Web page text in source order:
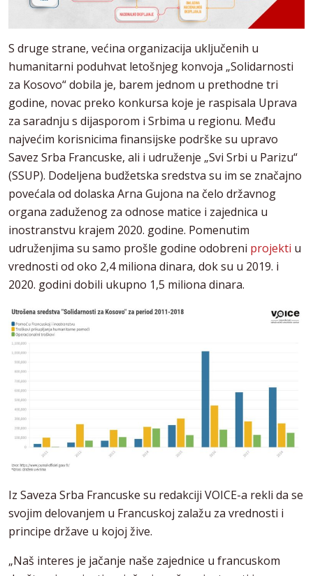
S druge strane, većina organizacija uključenih u
humanitarni poduhvat letošnjeg konvoja „Solidarnosti
za Kosovo“ dobila je, barem jednom u prethodne tri
godine, novac preko konkursa koje je raspisala Uprava
za saradnju s dijasporom i Srbima u regionu. Među
najvećim korisnicima finansijske podrške su upravo
Savez Srba Francuske, ali i udruženje „Svi Srbi u Parizu“
(SSUP). Dodeljena budžetska sredstva su im se značajno
povećala od dolaska Arna Gujona na čelo državnog
organa zaduženog za odnose matice i zajednica u
inostranstvu krajem 2020. godine. Pomenutim
udruženjima su samo prošle godine odobreni projekti u
vrednosti od oko 2,4 miliona dinara, dok su u 2019. i
2020. godini dobili ukupno 1,5 miliona dinara.
Iz Saveza Srba Francuske su redakciji VOICE-a rekli da se
svojim delovanjem u Francuskoj zalažu za vrednosti i
principe države u kojoj žive.
„Naš interes je jačanje naše zajednice u francuskom